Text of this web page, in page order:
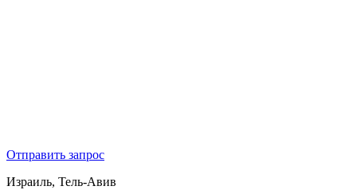
Отправить запрос
Израиль, Тель-Авив